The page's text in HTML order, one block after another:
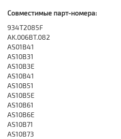
Совместимые парт-номера:
934T2085F
AK.006BT.082
AS01B41
AS10B31
AS10B3E
AS10B41
AS10B51
AS10B5E
AS10B61
AS10B6E
AS10B71
AS10B73